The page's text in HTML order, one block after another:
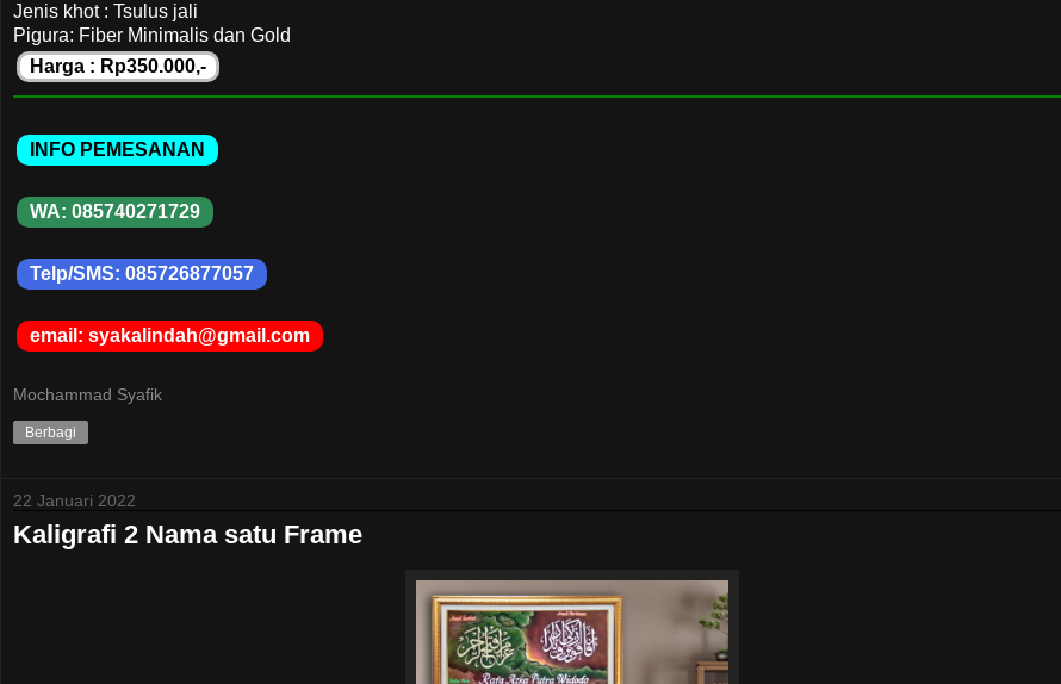
Jenis khot : Tsulus jali
Pigura: Fiber Minimalis dan Gold
Harga : Rp350.000,-
INFO PEMESANAN
WA: 085740271729
Telp/SMS: 085726877057
email: syakalindah@gmail.com
Mochammad Syafik
Berbagi
22 Januari 2022
Kaligrafi 2 Nama satu Frame